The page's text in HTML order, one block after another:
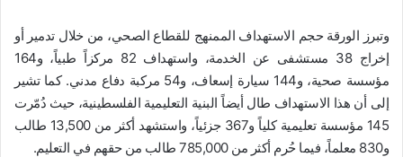
وتبرز الورقة حجم الاستهداف الممنهج للقطاع الصحي، من خلال تدمير أو
إخراج 38 مستشفى عن الخدمة، واستهداف 82 مركزاً طبياً، و164
مؤسسة صحية، و144 سيارة إسعاف، و54 مركبة دفاع مدني. كما تشير
إلى أن هذا الاستهداف طال أيضاً البنية التعليمية الفلسطينية، حيث دُمّرت
145 مؤسسة تعليمية كلياً و367 جزئياً، واستشهد أكثر من 13,500 طالب
و830 معلماً، فيما حُرم أكثر من 785,000 طالب من حقهم في التعليم.